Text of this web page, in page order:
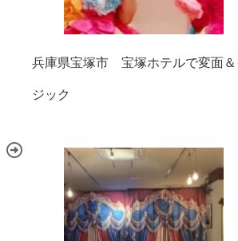
兵庫県宝塚市 宝塚ホテルで変面＆
ジック